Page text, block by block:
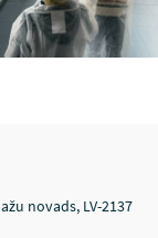
novads, LV-2137